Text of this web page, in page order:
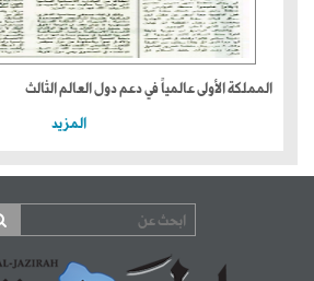
المملكة الأولى عالمياً في دعم دول العالم الثالث
المزيد